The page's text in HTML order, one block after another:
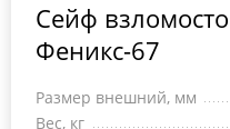
Сейф
Феникс-67
Размер внешний, мм
Вес, кг